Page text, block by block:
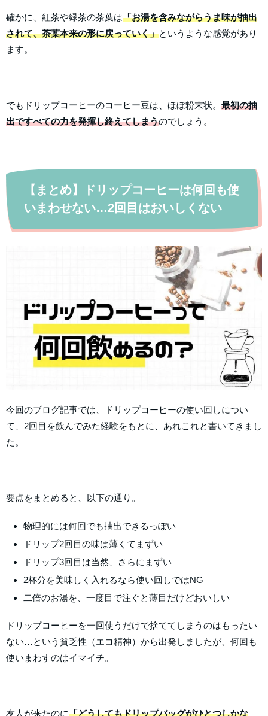
確かに、紅茶や緑茶の茶葉は「お湯を含みながらうま味が抽出
されて、茶葉本来の形に戻っていく」というような感覚があり
ます。
でもドリップコーヒーのコーヒー豆は、ほぼ粉末状。 最初の抽
出ですべての力を発揮し終えてしまうのでしょう。
【まとめ】ドリップコーヒーは何回も使
いまわせない…2回目はおいしくない
今回のブログ記事では、ドリップコーヒーの使い回しについ
て、2回目を飲んでみた経験をもとに、あれこれと書いてきまし
た。
要点をまとめると、以下の通り。
物理的には何回でも抽出できるっぽい
ドリップ2回目の味は薄くてまずい
ドリップ3回目は当然、さらにまずい
2杯分を美味しく入れるなら使い回しではNG
二倍のお湯を、一度目で注ぐと薄目だけどおいしい
ドリップコーヒーを一回使うだけで捨ててしまうのはもったい
ない…という貧乏性（エコ精神）から出発しましたが、何回も
使いまわすのはイマイチ。
友人が来たのに「どうしてもドリップバッグがひとつしかな